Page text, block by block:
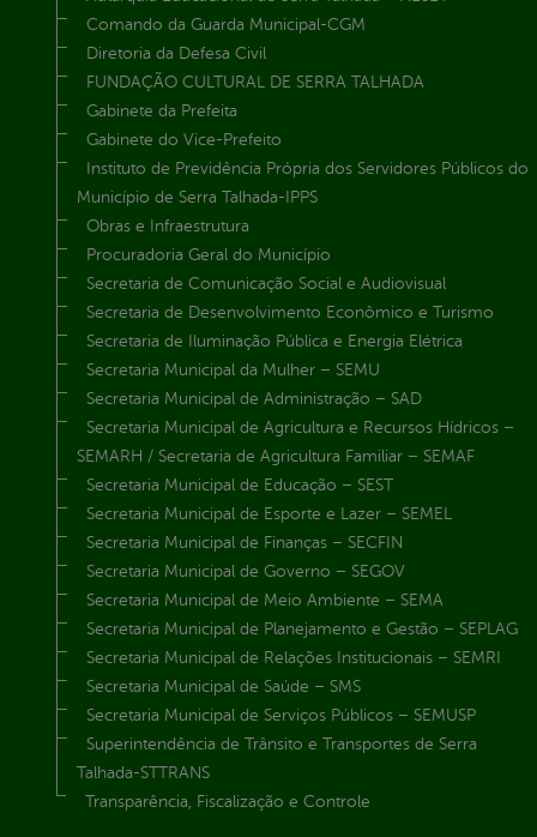
Comando da Guarda Municipal-CGM
Diretoria da Defesa Civil
FUNDAÇÃO CULTURAL DE SERRA TALHADA
Gabinete da Prefeita
Gabinete do Vice-Prefeito
Instituto de Previdência Própria dos Servidores Públicos do
Município de Serra Talhada-IPPS
Obras e Infraestrutura
Procuradoria Geral do Município
Secretaria de Comunicação Social e Audiovisual
Secretaria de Desenvolvimento Econômico e Turismo
Secretaria de Iluminação Pública e Energia Elétrica
Secretaria Municipal da Mulher – SEMU
Secretaria Municipal de Administração – SAD
Secretaria Municipal de Agricultura e Recursos Hídricos –
SEMARH / Secretaria de Agricultura Familiar – SEMAF
Secretaria Municipal de Educação – SEST
Secretaria Municipal de Esporte e Lazer – SEMEL
Secretaria Municipal de Finanças – SECFIN
Secretaria Municipal de Governo – SEGOV
Secretaria Municipal de Meio Ambiente – SEMA
Secretaria Municipal de Planejamento e Gestão – SEPLAG
Secretaria Municipal de Relações Institucionais – SEMRI
Secretaria Municipal de Saúde – SMS
Secretaria Municipal de Serviços Públicos – SEMUSP
Superintendência de Trânsito e Transportes de Serra
Talhada-STTRANS
Transparência, Fiscalização e Controle